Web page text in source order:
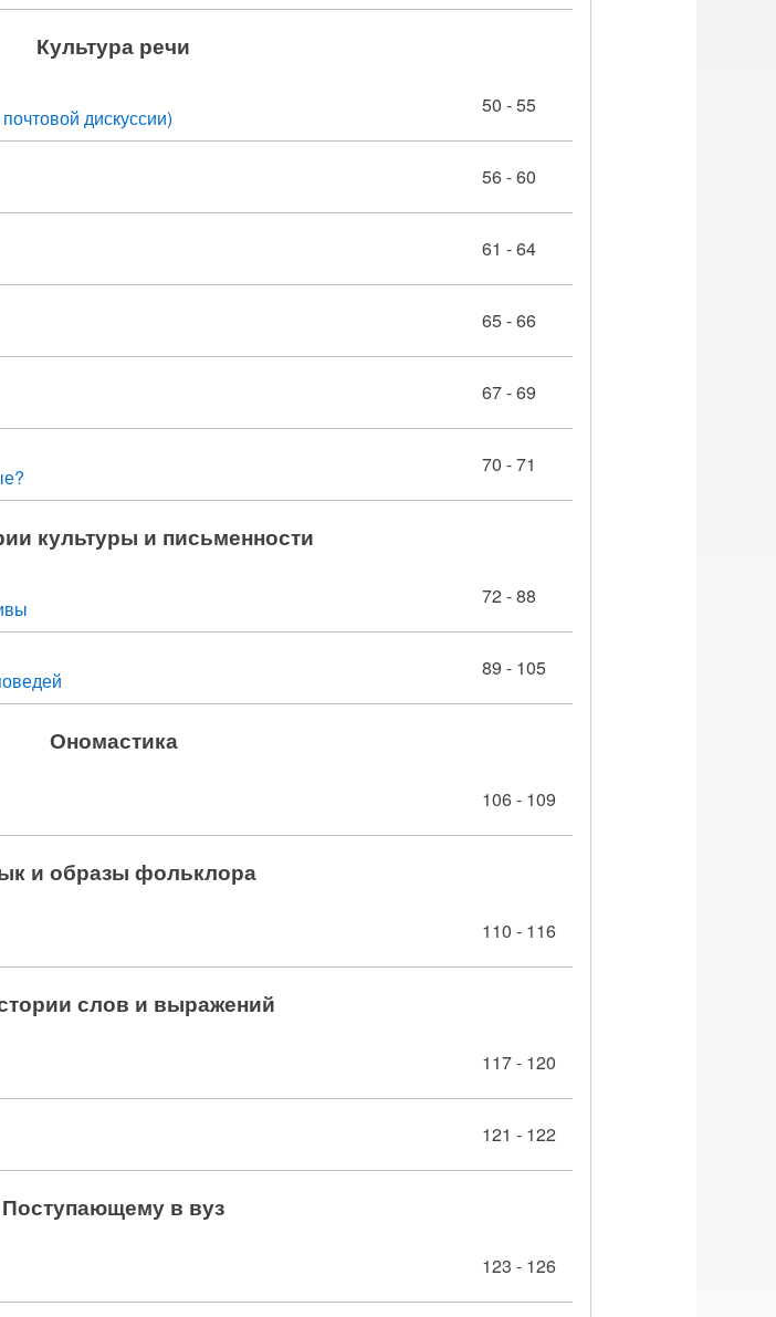
Культура речи
дискуссии)
50 - 55
56 - 60
61 - 64
65 - 66
67 - 69
70 - 71
культуры и письменности
72 - 88
89 - 105
Ономастика
106 - 109
и образы фольклора
110 - 116
слов и выражений
117 - 120
121 - 122
Поступающему в вуз
123 - 126